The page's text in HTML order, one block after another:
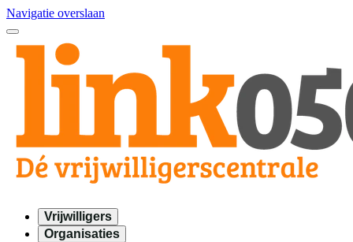
Navigatie overslaan
Vrijwilligers
Organisaties